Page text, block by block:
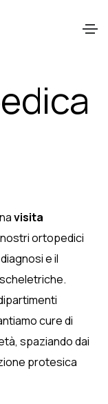
visita
nostri ortopedici
e il
cure di
spaziando dai
protesica